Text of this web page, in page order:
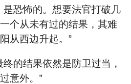
是恐怖的。想要法官打破几
个从未有过的结果，其难
从西边升起。”
终的结果依然是防卫过当，
意外。”